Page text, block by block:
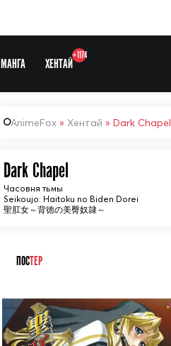
МАНГА ХЕНТАЙ
+1174
AnimeFox » Хентай » Dark Chapel
Dark Chapel
Часовня тьмы
Seikoujo: Haitoku no Biden Dorei
聖肛女～背徳の美臀奴隷～
ПОСТЕР